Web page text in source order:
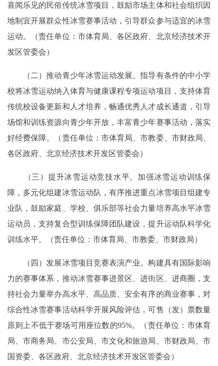
喜闻乐见的民俗传统冰雪项目，鼓励市场主体和社会组织因
地制宜开展群众性冰雪赛事活动，引导群众参与适宜的冰雪
运动。（责任单位：市体育局、各区政府、北京经济技术开
发区管委会）
（二）推动青少年冰雪运动发展。指导有条件的中小学
校将冰雪运动纳入体育与健康课程专项运动项目，支持体育
传统校设备更新和人才培养，畅通优秀人才成长通道，引导
场馆和训练资源向青少年开放，丰富青少年赛事活动，落实
好经费保障。（责任单位：市体育局、市教委、市财政局、
各区政府、北京经济技术开发区管委会）
（三）提升冰雪运动竞技水平。加强冰雪运动训练保
障，多元化组建冰雪运动队，有序推进重点冰雪项目组建专
业队，鼓励家庭、学校、俱乐部等社会力量培养高水平冰雪
运动员，支持复合型训练保障团队建设，提升运动队科学化
训练水平。（责任单位：市体育局、市教委、市财政局）
（四）发展冰雪项目竞赛表演产业。构建具有国际影响
力的赛事体系，推动冰雪赛事进景区、进街区、进商圈，支
持社会力量举办高水平、高品质、安全有序的商业赛事，对
综合性冰雪赛事活动科学开展风险评估，可售（发）票数量
原则上不低于赛场可用座位数的95%。（责任单位：市体育
局、市商务局、市公安局、市文化和旅游局、市财政局、市
国资委、各区政府、北京经济技术开发区管委会）